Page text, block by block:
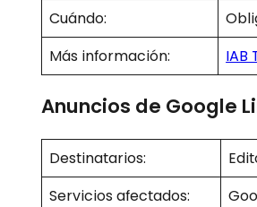
Cuándo:
Más información:
IAB
Anuncios de Google
Destinatarios:
Servicios afectados: